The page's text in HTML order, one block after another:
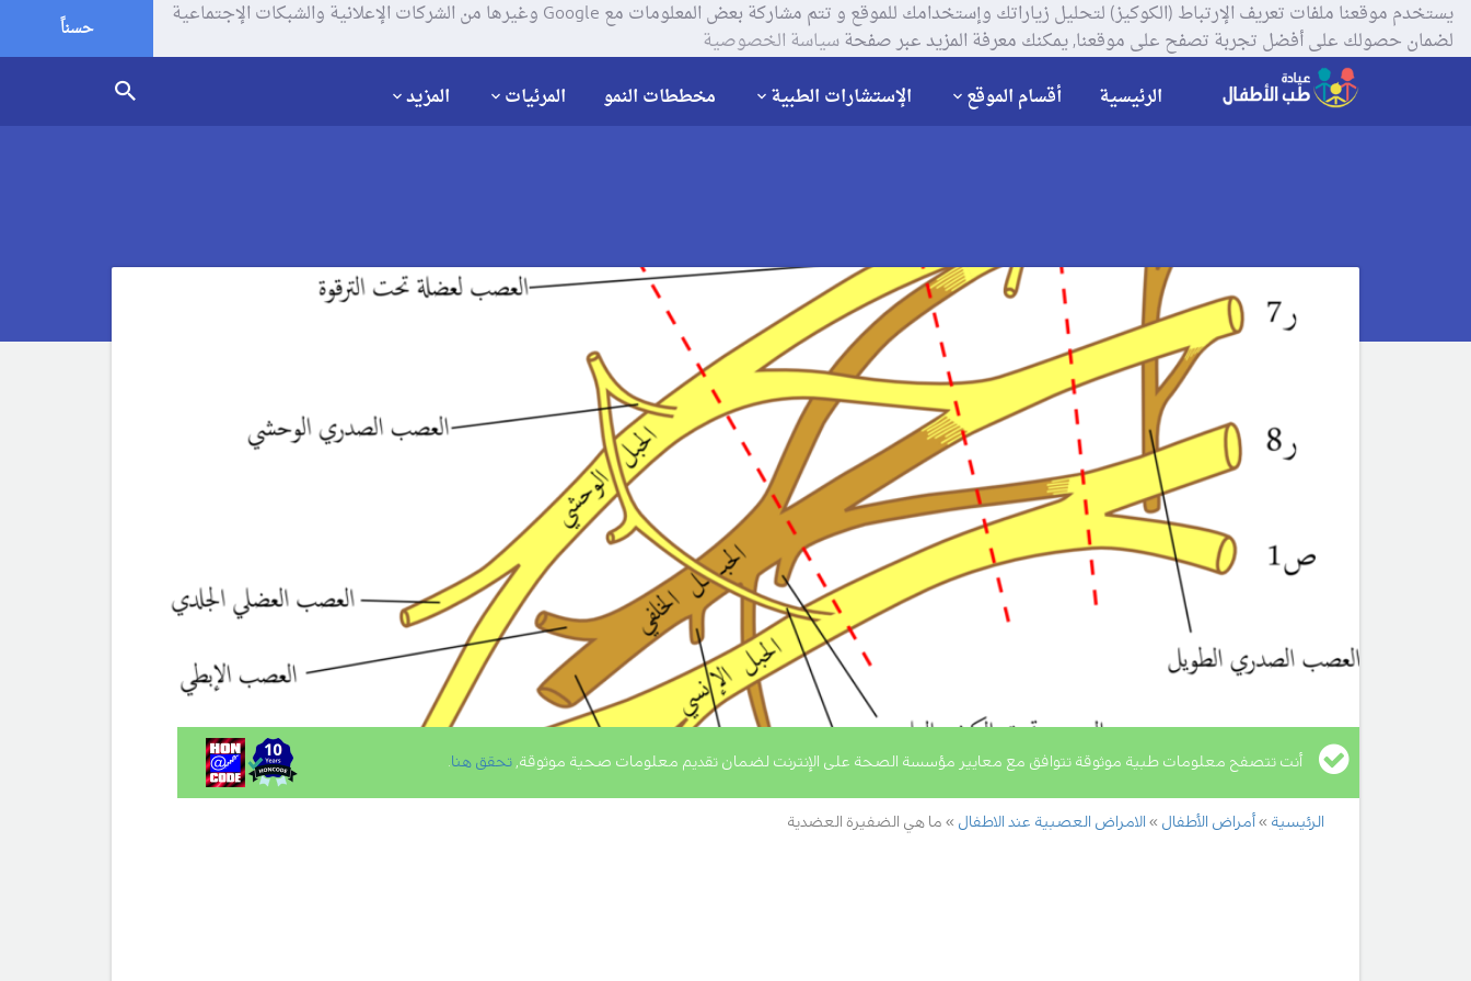
يستخدم موقعنا ملفات تعريف الإرتباط (الكوكيز) لتحليل زياراتك وإستخدامك للموقع و تتم مشاركة بعض المعلومات مع Google وغيرها من الشركات الإعلانية والشبكات الإجتماعية
لضمان حصولك على أفضل تجربة تصفح على موقعنا, يمكنك معرفة المزيد عبر صفحةسياسة الخصوصية حسناً
الرئيسية أقسام الموقع الإستشارات الطبية مخططات النمو المرئيات المزيد
أنت تتصفح معلومات طبية موثوقة تتوافق مع معايير مؤسسة الصحة على الإنترنت لضمان تقديم معلومات صحية موثوقة, تحقق هنا.
الرئيسية أمراض الأطفال الامراض العصبية عند الاطفال ما هي الضفيرة العضدية